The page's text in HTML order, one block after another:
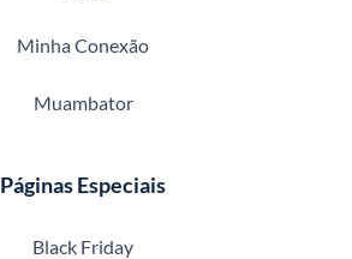
Minha Conexão
Muambator
Páginas Especiais
Black Friday